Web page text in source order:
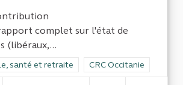
complet sur l'état de
(libéraux,...
de la catégorie : Sécurité sociale, santé
santé et retraite Filtrer les résultats pour
CRC Occitanie